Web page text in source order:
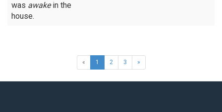
was awakein the
house.
« 1 2 3 »